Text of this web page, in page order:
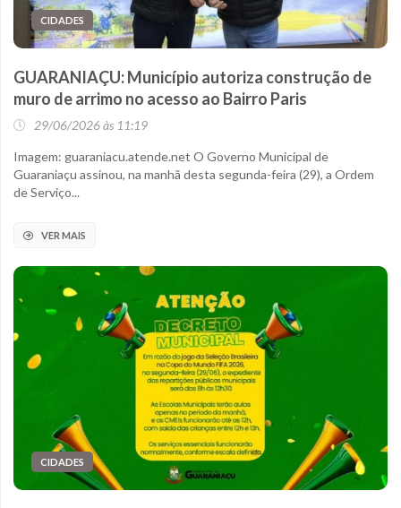
CIDADES
GUARANIAÇU: Município autoriza construção de
muro de arrimo no acesso ao Bairro Paris
29/06/2026 às 11:19
Imagem: guaraniacu.atende.net O Governo Municipal de
Guaraniaçu assinou, na manhã desta segunda-feira (29), a Ordem
de Serviço...
VER MAIS
CIDADES